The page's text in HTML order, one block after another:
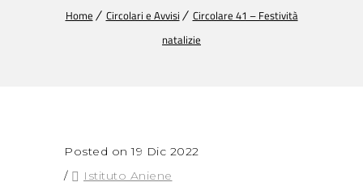
Home Circolari e Avvisi
Circolare 41 – Festività
natalizie
Posted on 19 Dic 2022
/
Istituto Aniene